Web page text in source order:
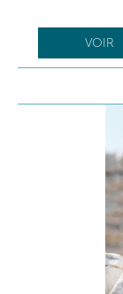
VOIR